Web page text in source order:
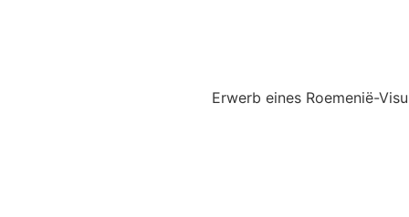
Erwerb eines Roemenië-